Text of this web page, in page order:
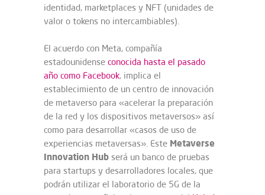
identidad, marketplaces y NFT (unidades de
valor o tokens no intercambiables).
El acuerdo con Meta, compañía
estadounidense conocida hasta el pasado
año como Facebook, implica el
establecimiento de un centro de innovación
de metaverso para «acelerar la preparación
de la red y los dispositivos metaversos» así
como para desarrollar «casos de uso de
experiencias metaversas». Este Metaverse
Innovation Hub será un banco de pruebas
para startups y desarrolladores locales, que
podrán utilizar el laboratorio de 5G de la